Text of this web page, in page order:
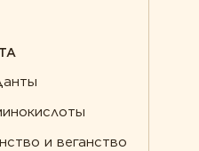
и веганство